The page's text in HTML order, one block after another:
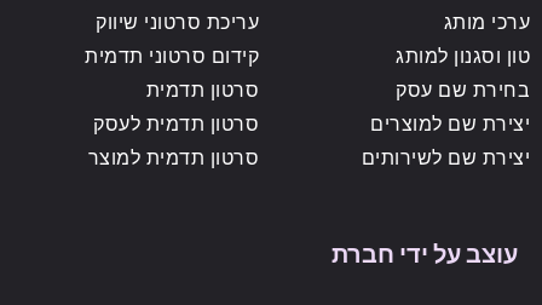
ערכי מותג
טון וסגנון למותג
בחירת שם עסק
יצירת שם למוצרים
יצירת שם לשירותים
עריכת סרטוני שיווק
קידום סרטוני תדמית
סרטון תדמית
סרטון תדמית לעסק
סרטון תדמית למוצר
עוצב על ידי חברת